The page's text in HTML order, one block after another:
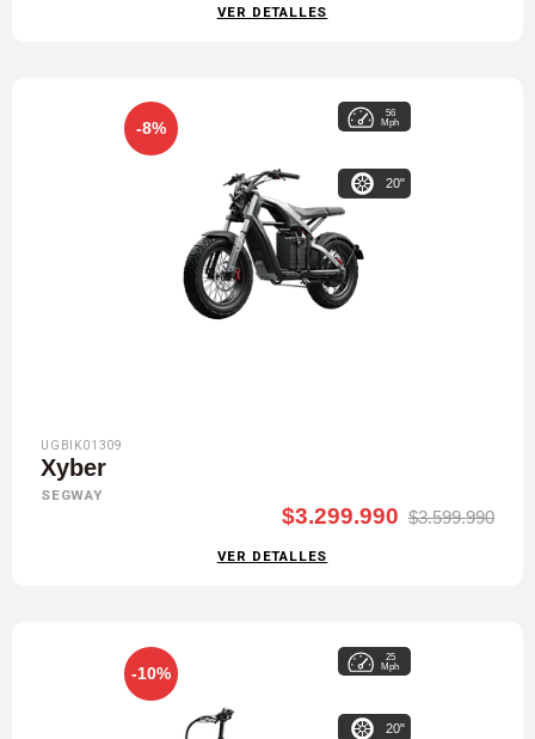
VER DETALLES
-8%
56
Mph
20"
UGBIK01309
Xyber
SEGWAY
$3.299.990 $3.599.990
VER DETALLES
-10%
25
Mph
20"